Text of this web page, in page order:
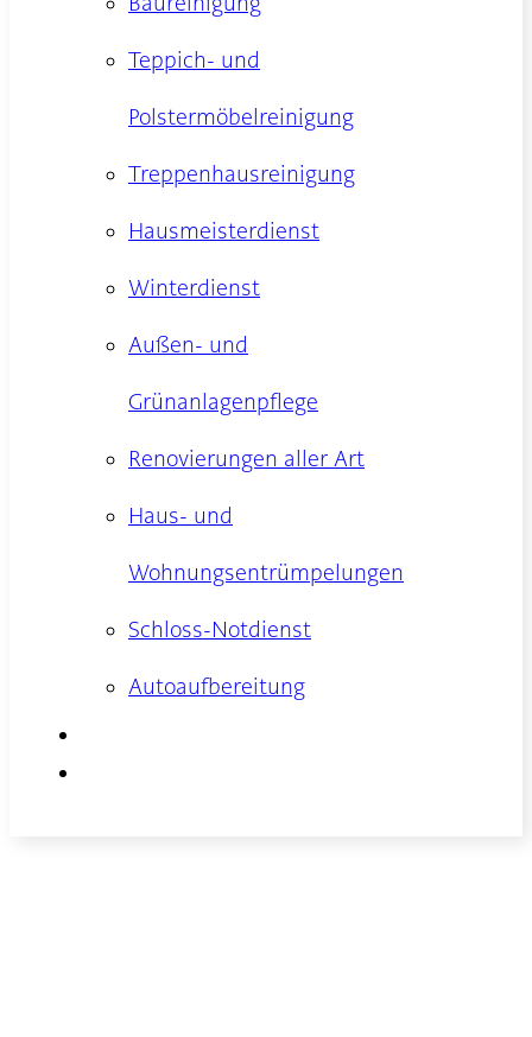
Teppich- und
Polstermöbelreinigung
Treppenhausreinigung
Hausmeisterdienst
Winterdienst
Außen- und
Grünanlagenpflege
Renovierungen aller Art
Haus- und
Wohnungsentrümpelungen
Schloss-Notdienst
Autoaufbereitung